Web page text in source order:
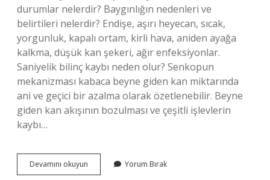
durumlar nelerdir? Baygınlığın nedenleri ve
belirtileri nelerdir? Endişe, aşırı heyecan, sıcak,
yorgunluk, kapalı ortam, kirli hava, aniden ayağa
kalkma, düşük kan şekeri, ağır enfeksiyonlar.
Saniyelik bilinç kaybı neden olur? Senkopun
mekanizması kabaca beyne giden kan miktarında
ani ve geçici bir azalma olarak özetlenebilir. Beyne
giden kan akışının bozulması ve çeşitli işlevlerin
kaybı…
Devamını okuyun
Şuur
Yorum Bırak